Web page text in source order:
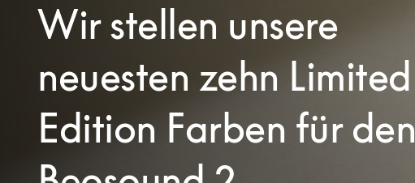
Wir stellen unsere
neuesten zehn Limited
Edition Farben für den